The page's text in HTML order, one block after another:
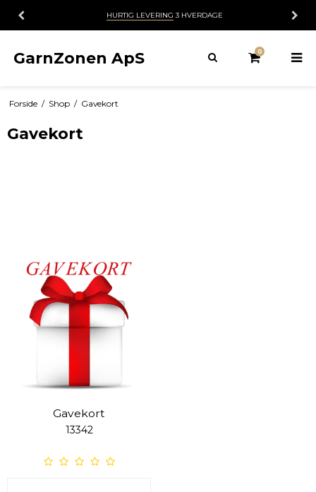
HURTIG LEVERING 3 HVERDAGE
GarnZonen ApS 0
Forside / Shop / Gavekort
Gavekort
Gavekort
13342